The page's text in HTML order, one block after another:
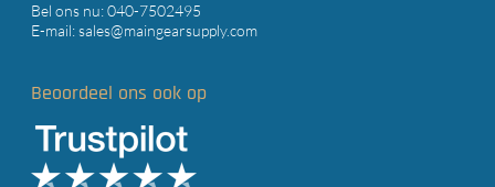
Bel ons nu:040-7502495
E-mail:sales@maingearsupply.com
Beoordeel ons ook op